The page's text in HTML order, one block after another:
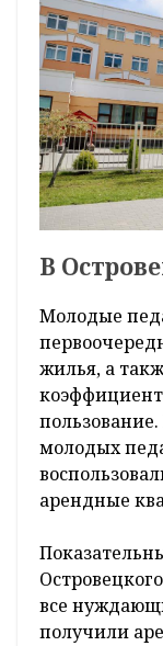
В
Молодые
жилья, а
молодых
арендные
все
получили